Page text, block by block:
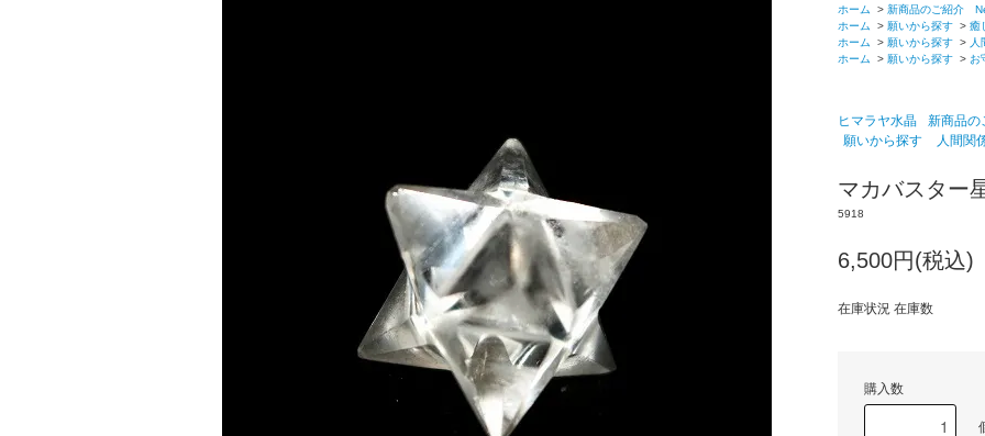
ホーム
> 新商品のご紹介
ホーム
> 願いから探す > 癒
ホーム
> 願いから探す > 人
ホーム
> 願いから探す > お
ヒマラヤ水晶
新商品
願いから探す
人間関
マカバスター
5918
6,500円(税込)
在庫状況 在庫数
購入数